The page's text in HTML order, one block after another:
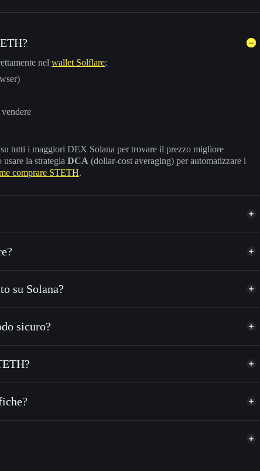
nel wallet Solflare:
tutti i maggiori DEX Solana per trovare il prezzo migliore
usare la strategia DCA (dollar-cost averaging) per automatizzare i
comprare STETH.
in SOL, USDC o in migliaia di altri token Solana al prezzo
su STETH nel tempo
senza collegare pubblicamente i wallet usando l’Aggregatore di
su Solana?
sicuro?
wallet non-custodial Solflare